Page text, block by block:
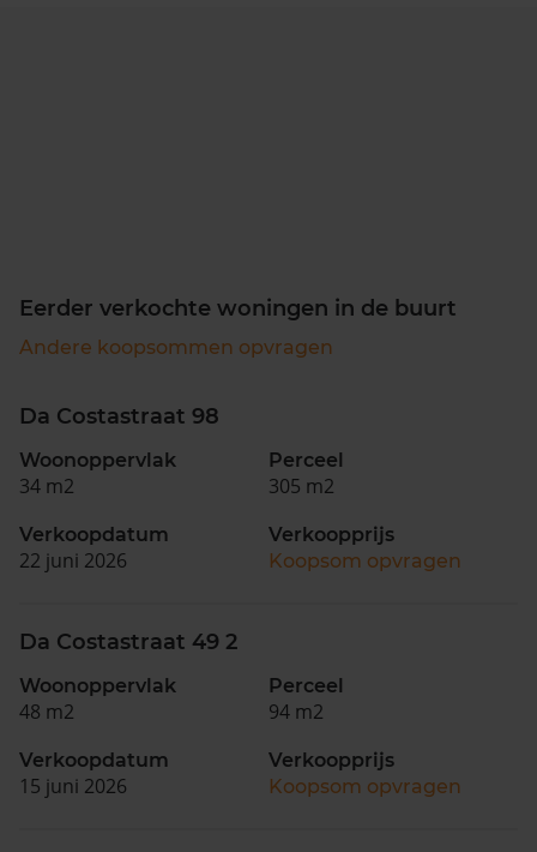
Eerder verkochte woningen in de buurt
Andere koopsommen opvragen
Da Costastraat 98
Woonoppervlak
34 m2
Perceel
305 m2
Verkoopdatum
22 juni 2026
Verkoopprijs
Koopsom opvragen
Da Costastraat 49 2
Woonoppervlak
48 m2
Perceel
94 m2
Verkoopdatum
15 juni 2026
Verkoopprijs
Koopsom opvragen